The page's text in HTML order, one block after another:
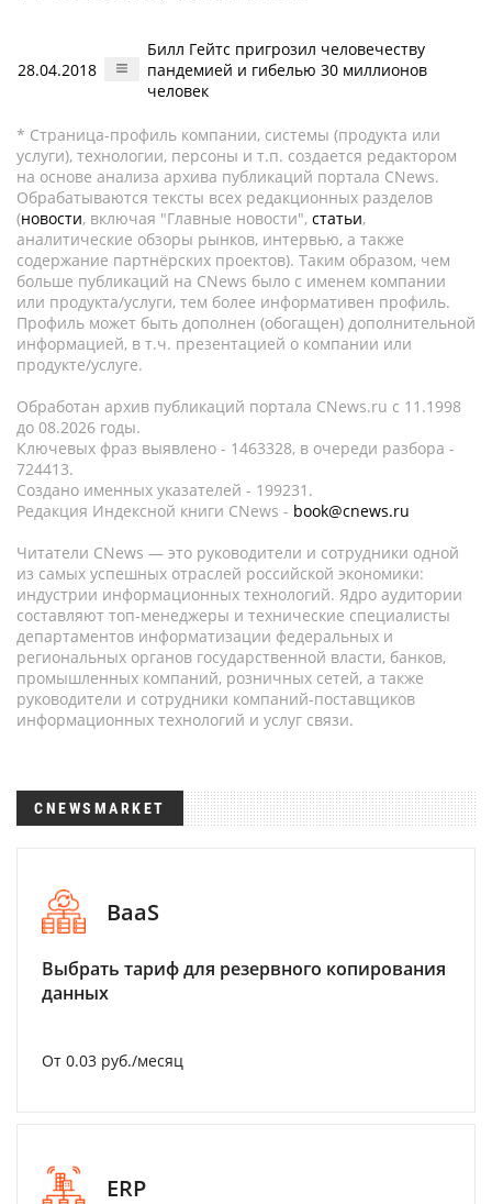
28.04.2018
Билл Гейтс пригрозил человечеству
пандемией и гибелью 30 миллионов
человек
* Страница-профиль компании, системы (продукта или
услуги), технологии, персоны и т.п. создается редактором
на основе анализа архива публикаций портала CNews.
Обрабатываются тексты всех редакционных разделов
(новости, включая "Главные новости", статьи,
аналитические обзоры рынков, интервью, а также
содержание партнёрских проектов). Таким образом, чем
больше публикаций на CNews было с именем компании
или продукта/услуги, тем более информативен профиль.
Профиль может быть дополнен (обогащен) дополнительной
информацией, в т.ч. презентацией о компании или
продукте/услуге.
Обработан архив публикаций портала CNews.ru c 11.1998
до 08.2026 годы.
Ключевых фраз выявлено - 1463328, в очереди разбора -
724413.
Создано именных указателей - 199231.
Редакция Индексной книги CNews - book@cnews.ru
Читатели CNews — это руководители и сотрудники одной
из самых успешных отраслей российской экономики:
индустрии информационных технологий. Ядро аудитории
составляют топ-менеджеры и технические специалисты
департаментов информатизации федеральных и
региональных органов государственной власти, банков,
промышленных компаний, розничных сетей, а также
руководители и сотрудники компаний-поставщиков
информационных технологий и услуг связи.
CNEWSMARKET
BaaS
Выбрать тариф для резервного копирования
данных
От 0.03 руб./месяц
ERP